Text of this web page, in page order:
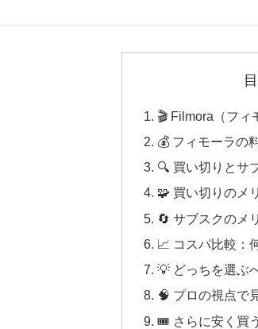
🎬 Filmora（フィ
💰 フィモーラの
🔍 買い切りとサ
🧩 買い切りのメ
🔄 サブスクのメ
📈 コスパ比較：
💡 どっちを選ぶ
🧠 プロの視点で
🎟️ さらに安く買